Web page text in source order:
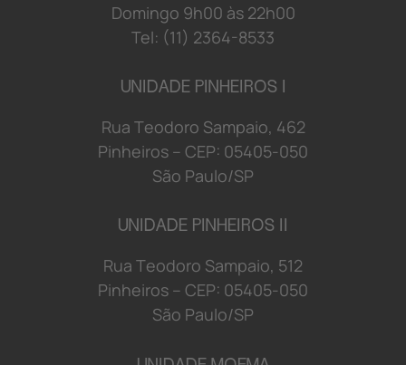
Domingo 9h00 às 22h00
Tel: (11) 2364-8533
UNIDADE PINHEIROS I
Rua Teodoro Sampaio, 462
Pinheiros – CEP: 05405-050
São Paulo/SP
UNIDADE PINHEIROS II
Rua Teodoro Sampaio, 512
Pinheiros – CEP: 05405-050
São Paulo/SP